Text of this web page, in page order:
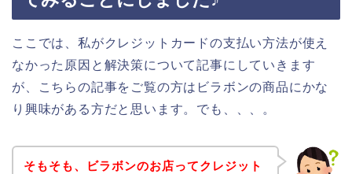
ここでは、私がクレジットカードの支払い方法が使え
なかった原因と解決策について記事にしていきます
が、こちらの記事をご覧の方はビラボンの商品にかな
り興味がある方だと思います。でも、、、。
そもそも、ビラボンのお店ってクレジット